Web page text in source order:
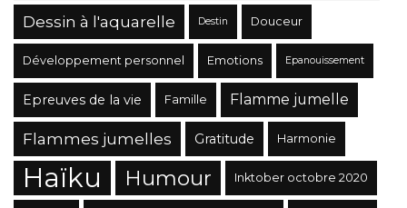
Dessin à l'aquarelle Destin Douceur
Développement personnel Emotions Epanouissement
Epreuves de la vie Famille Flamme jumelle
Flammes jumelles Gratitude Harmonie
Haïku Humour Inktober octobre 2020